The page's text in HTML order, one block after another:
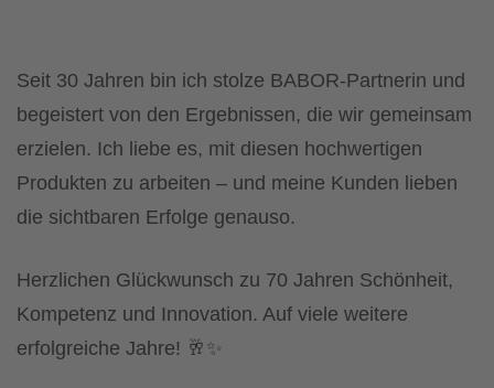
Seit 30 Jahren bin ich stolze BABOR-Partnerin und
begeistert von den Ergebnissen, die wir gemeinsam
erzielen. Ich liebe es, mit diesen hochwertigen
Produkten zu arbeiten – und meine Kunden lieben
die sichtbaren Erfolge genauso.
Herzlichen Glückwunsch zu 70 Jahren Schönheit,
Kompetenz und Innovation. Auf viele weitere
erfolgreiche Jahre! 🥂✨